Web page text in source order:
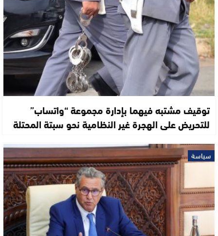
توقيف مشتبه فيهما بإدارة مجموعة “واتساب”
للتحريض على الهجرة غير النظامية نحو سبتة المحتلة
سياسة